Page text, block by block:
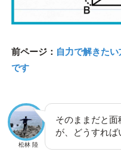
前ページ： 自力で解きた
です
松林 陸
そのままだと
が、どうすれば